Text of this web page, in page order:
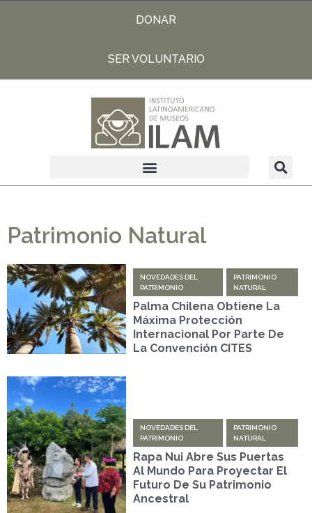
DONAR
SER VOLUNTARIO
Patrimonio Natural
NOVEDADES DEL
PATRIMONIO
PATRIMONIO
NATURAL
Palma Chilena Obtiene La
Máxima Protección
Internacional Por Parte De
La Convención CITES
NOVEDADES DEL
PATRIMONIO
PATRIMONIO
NATURAL
Rapa Nui Abre Sus Puertas
Al Mundo Para Proyectar El
Futuro De Su Patrimonio
Ancestral